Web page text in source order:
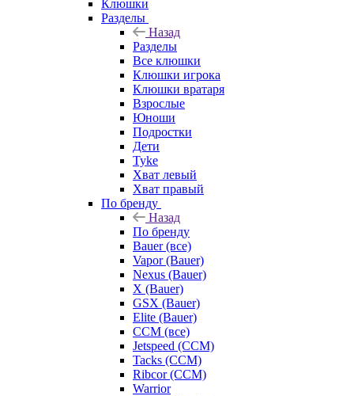
Клюшки
Разделы
Назад
Разделы
Все клюшки
Клюшки игрока
Клюшки вратаря
Взрослые
Юноши
Подростки
Дети
Tyke
Хват левый
Хват правый
По бренду
Назад
По бренду
Bauer (все)
Vapor (Bauer)
Nexus (Bauer)
X (Bauer)
GSX (Bauer)
Elite (Bauer)
CCM (все)
Jetspeed (CCM)
Tacks (CCM)
Ribcor (CCM)
Warrior